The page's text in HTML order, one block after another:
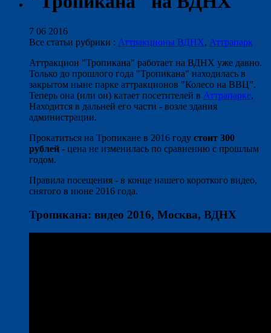
7 06 2016
Все статьи рубрики : Аттракционы ВДНХ, Аттрапарк
Аттракцион "Тропикана" работает на ВДНХ уже давно.
Только до прошлого года "Тропикана" находилась в
закрытом ныне парке аттракционов "Колесо на ВВЦ".
Теперь она (или он) катает посетителей в Аттрапарке,
Находится в дальней его части - возле здания
администрации.
Прокатиться на Тропикане в 2016 году стоит 300
рублей - цена не изменилась по сравнению с прошлым
годом.
Правила посещения - в конце нашего короткого видео,
снятого в июне 2016 года.
Тропикана: видео 2016, Москва, ВДНХ